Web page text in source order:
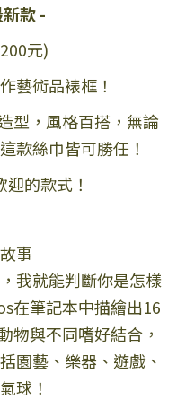
款 -
元)
藝術品裱框！
型，風格百搭，無論
款絲巾皆可勝任！
的款式！
事
我就能判斷你是怎樣
在筆記本中描繪出16
物與不同嗜好結合，
園藝、樂器、遊戲、
球！